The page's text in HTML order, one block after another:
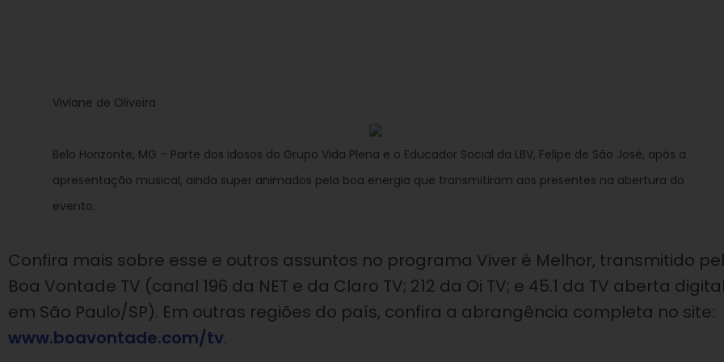
Viviane de Oliveira
Belo Horizonte, MG – Parte dos idosos do Grupo Vida Plena e o Educador Social da LBV, Felipe de São José, após a
apresentação musical, ainda super animados pela boa energia que transmitiram aos presentes na abertura do
evento.
Confira mais sobre esse e outros assuntos no programa Viver é Melhor, transmitido
Boa Vontade TV (canal 196 da NET e da Claro TV; 212 da Oi TV; e 45.1 da TV aberta
em São Paulo/SP). Em outras regiões do país, confira a abrangência completa no site:
www.boavontade.com/tv.